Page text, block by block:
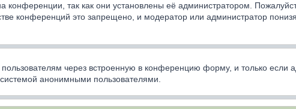
так как они установлены её администратором.
конференций это запрещено, и модератор или администратор
через встроенную в конференцию форму, и только если
системой анонимными пользователями.